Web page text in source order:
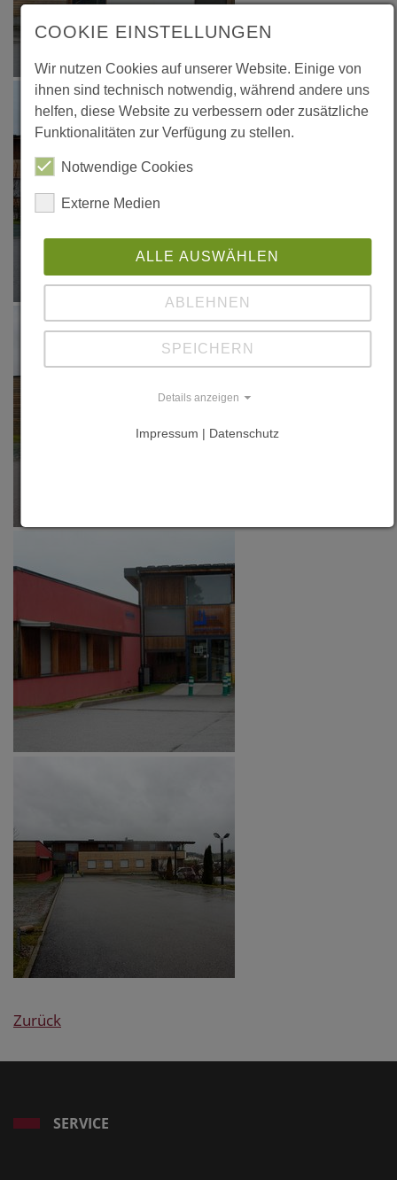
Zurück
SERVICE
COOKIE EINSTELLUNGEN
Wir nutzen Cookies auf unserer Website. Einige von
ihnen sind technisch notwendig, während andere uns
helfen, diese Website zu verbessern oder zusätzliche
Funktionalitäten zur Verfügung zu stellen.
Notwendige Cookies
Externe Medien
ALLE AUSWÄHLEN
ABLEHNEN
SPEICHERN
Details anzeigen
Impressum | Datenschutz